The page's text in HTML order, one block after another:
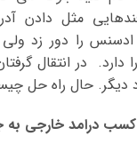
مثل دادن
را دور زد
در انتقال
دیگر. حال راه حل
درامد خارجی به